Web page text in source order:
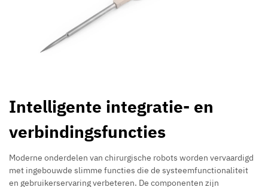
Intelligente integratie- en
verbindingsfuncties
Moderne onderdelen van chirurgische robots worden vervaardigd
met ingebouwde slimme functies die de systeemfunctionaliteit
en gebruikerservaring verbeteren. De componenten zijn